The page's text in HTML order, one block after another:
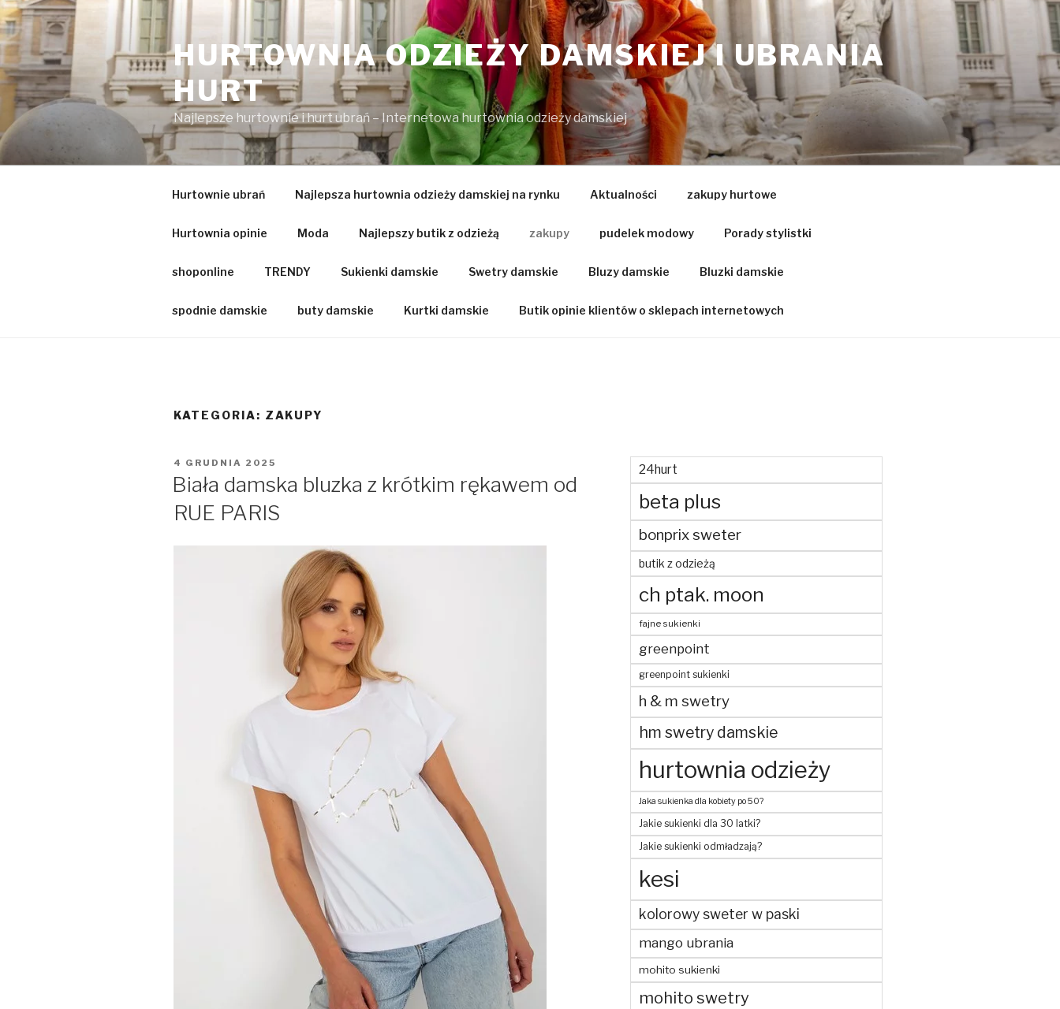
Przejdź
do
treści
HURTOWNIA ODZIEŻY DAMSKIEJ I UBRANIA
HURT
Najlepsze hurtownie i hurt ubrań – Internetowa hurtownia odzieży damskiej
Hurtownie ubrań Najlepsza hurtownia odzieży damskiej na rynku Aktualności zakupy hurtowe
Hurtownia opinie Moda Najlepszy butik z odzieżą zakupy pudelek modowy Porady stylistki
shoponline TRENDY Sukienki damskie Swetry damskie Bluzy damskie Bluzki damskie
spodnie damskie buty damskie Kurtki damskie Butik opinie klientów o sklepach internetowych
KATEGORIA: ZAKUPY
OPUBLIKOWANE
4 GRUDNIA 2025
Biała damska bluzka z krótkim rękawem od
RUE PARIS
24hurt
beta plus
bonprix sweter
butik z odzieżą
ch ptak. moon
fajne sukienki
greenpoint
greenpoint sukienki
h & m swetry
hm swetry damskie
hurtownia odzieży
Jaka sukienka dla kobiety po 50?
Jakie sukienki dla 30 latki?
Jakie sukienki odmładzają?
kesi
kolorowy sweter w paski
mango ubrania
mohito sukienki
mohito swetry